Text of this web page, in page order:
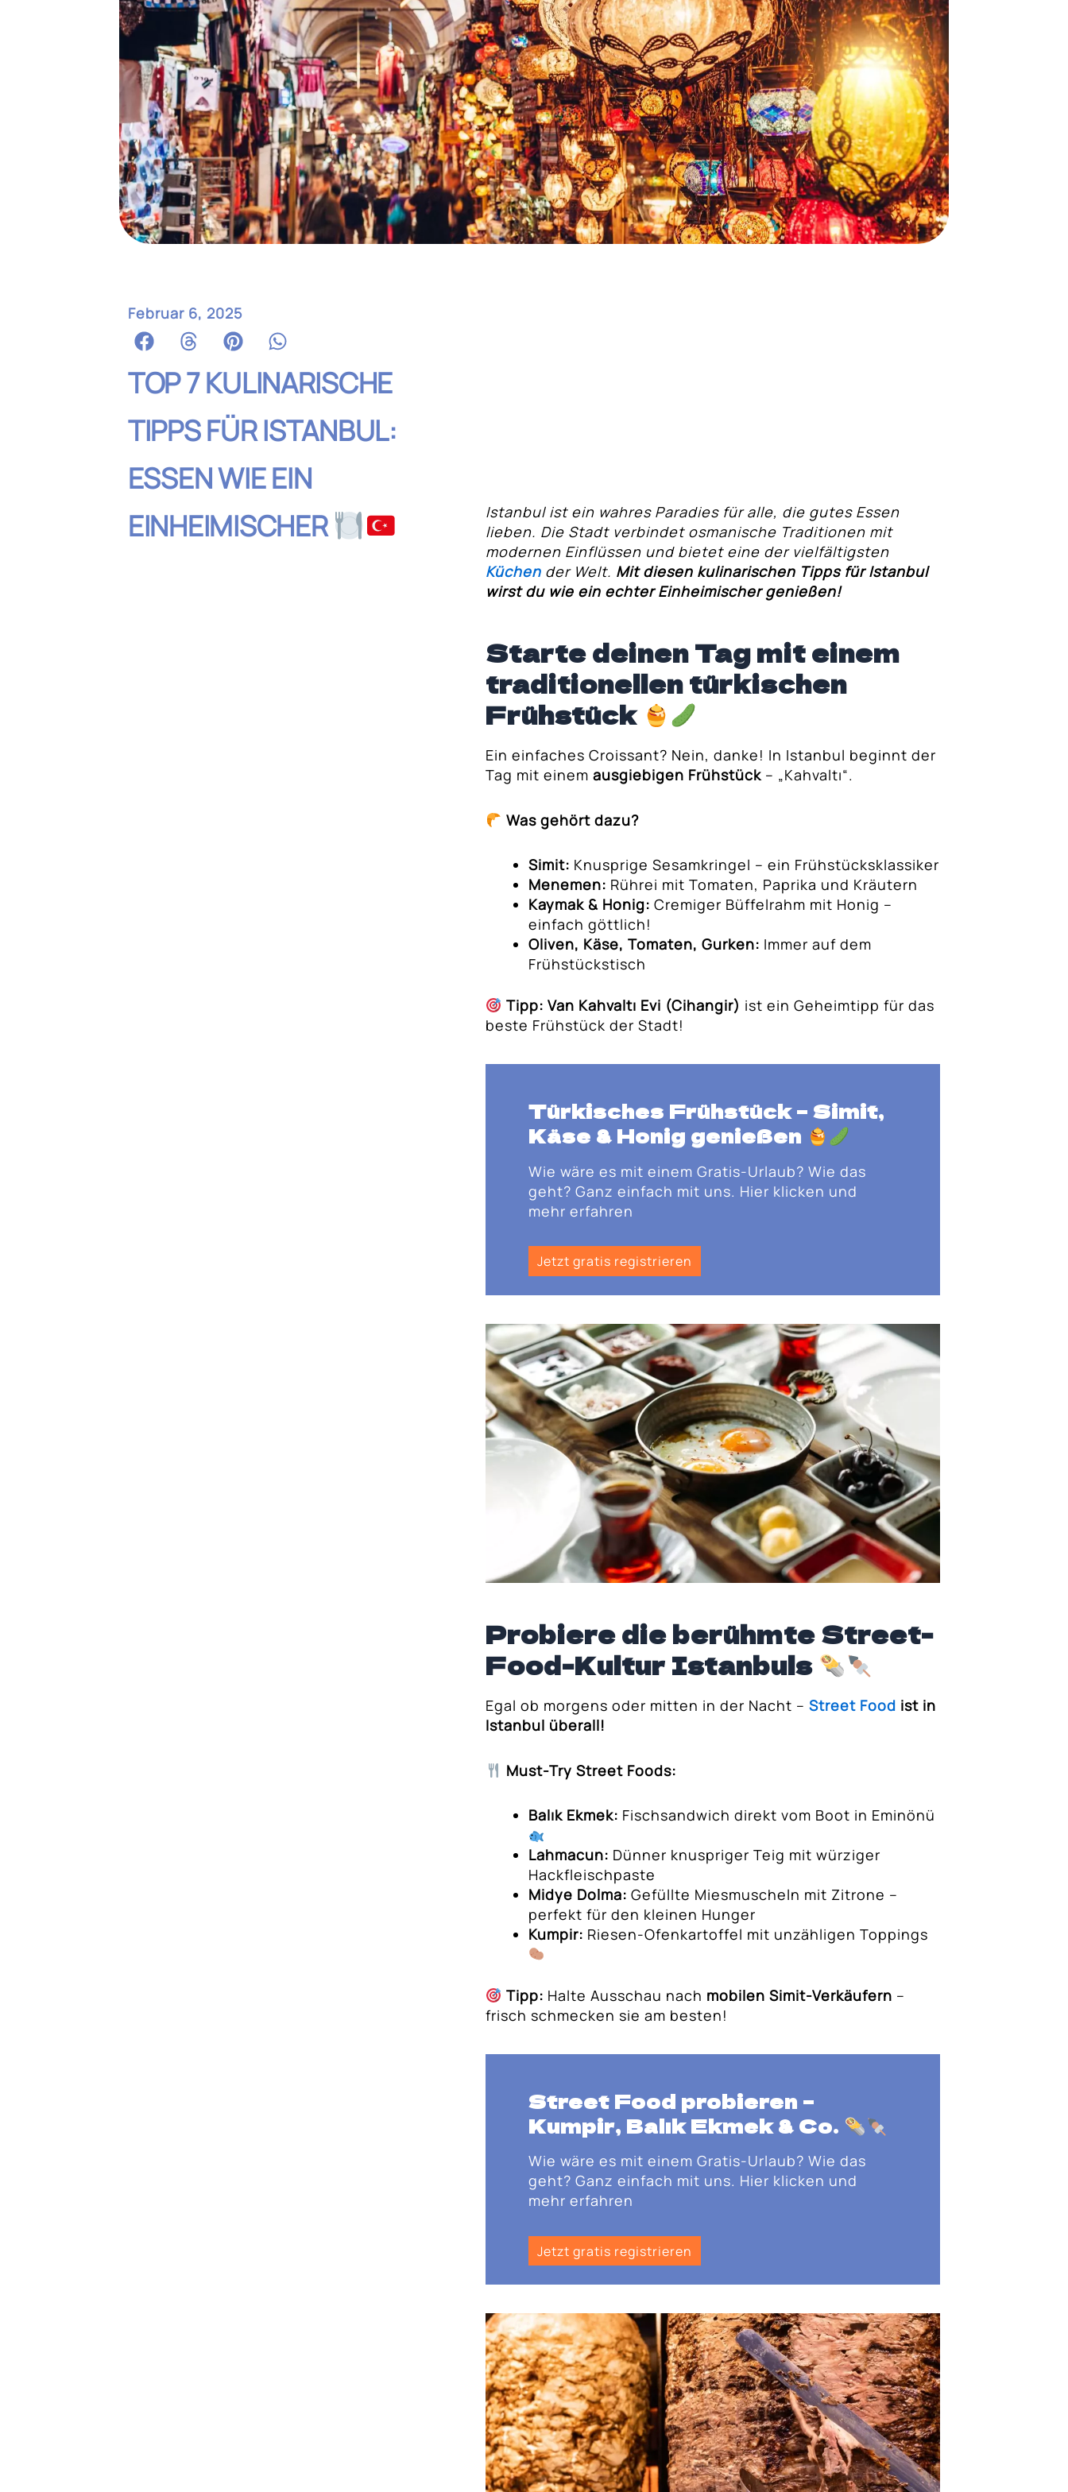
Februar 6, 2025
TOP 7 KULINARISCHE
TIPPS FÜR ISTANBUL:
ESSEN WIE EIN
EINHEIMISCHER
Istanbul ist ein wahres Paradies für alle, die gutes Essen
lieben. Die Stadt verbindet osmanische Traditionen mit
modernen Einflüssen und bietet eine der vielfältigsten
Küchen der Welt. Mit diesen kulinarischen Tipps für Istanbul
wirst du wie ein echter Einheimischer genießen!
Starte deinen Tag mit einem
traditionellen türkischen
Frühstück
Ein einfaches Croissant? Nein, danke! In Istanbul beginnt der
Tag mit einemausgiebigen Frühstück– „Kahvaltı“.
Was gehört dazu?
Simit: Knusprige Sesamkringel – ein Frühstücksklassiker
Menemen: Rührei mit Tomaten, Paprika und Kräutern
Kaymak & Honig: Cremiger Büffelrahm mit Honig –
einfach göttlich!
Oliven, Käse, Tomaten, Gurken: Immer auf dem
Frühstückstisch
Tipp: Van Kahvaltı Evi (Cihangir) ist ein Geheimtipp für das
beste Frühstück der Stadt!
Türkisches Frühstück– Simit,
Käse & Honig genießen
Wie wäre es mit einem Gratis-Urlaub? Wie das
geht? Ganz einfach mit uns. Hier klicken und
mehr erfahren
Jetzt gratis registrieren
Probiere die berühmte Street-
Food-Kultur Istanbuls
Egal ob morgens oder mitten in der Nacht – Street Food ist in
Istanbul überall!
Must-Try Street Foods:
Balık Ekmek: Fischsandwich direkt vom Boot in Eminönü
Lahmacun: Dünner knuspriger Teig mit würziger
Hackfleischpaste
Midye Dolma: Gefüllte Miesmuscheln mit Zitrone –
perfekt für den kleinen Hunger
Kumpir: Riesen-Ofenkartoffel mit unzähligen Toppings
Tipp: Halte Ausschau nach mobilen Simit-Verkäufern –
frisch schmecken sie am besten!
Street Food probieren –
Kumpir, Balık Ekmek & Co.
Wie wäre es mit einem Gratis-Urlaub? Wie das
geht? Ganz einfach mit uns. Hier klicken und
mehr erfahren
Jetzt gratis registrieren